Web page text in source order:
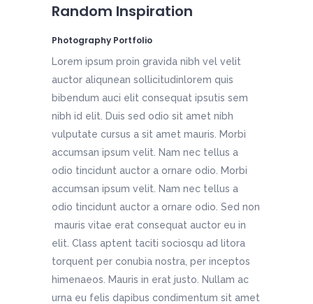
Random Inspiration
Photography Portfolio
Lorem ipsum proin gravida nibh vel velit
auctor aliqunean sollicitudinlorem quis
bibendum auci elit consequat ipsutis sem
nibh id elit. Duis sed odio sit amet nibh
vulputate cursus a sit amet mauris. Morbi
accumsan ipsum velit. Nam nec tellus a
odio tincidunt auctor a ornare odio. Morbi
accumsan ipsum velit. Nam nec tellus a
odio tincidunt auctor a ornare odio. Sed non
mauris vitae erat consequat auctor eu in
elit. Class aptent taciti sociosqu ad litora
torquent per conubia nostra, per inceptos
himenaeos. Mauris in erat justo. Nullam ac
urna eu felis dapibus condimentum sit amet